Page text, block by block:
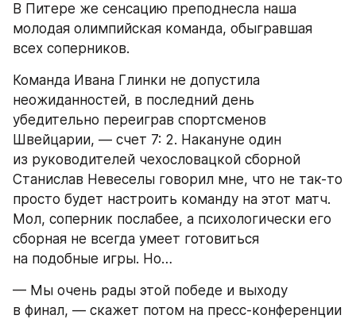
В Питере же сенсацию преподнесла наша
молодая олимпийская команда, обыгравшая
всех соперников.
Команда Ивана Глинки не допустила
неожиданностей, в последний день
убедительно переиграв спортсменов
Швейцарии, — счет 7: 2. Накануне один
из руководителей чехословацкой сборной
Станислав Невеселы говорил мне, что не так-то
просто будет настроить команду на этот матч.
Мол, соперник послабее, а психологически его
сборная не всегда умеет готовиться
на подобные игры. Но…
— Мы очень рады этой победе и выходу
в финал, — скажет потом на пресс-конференции